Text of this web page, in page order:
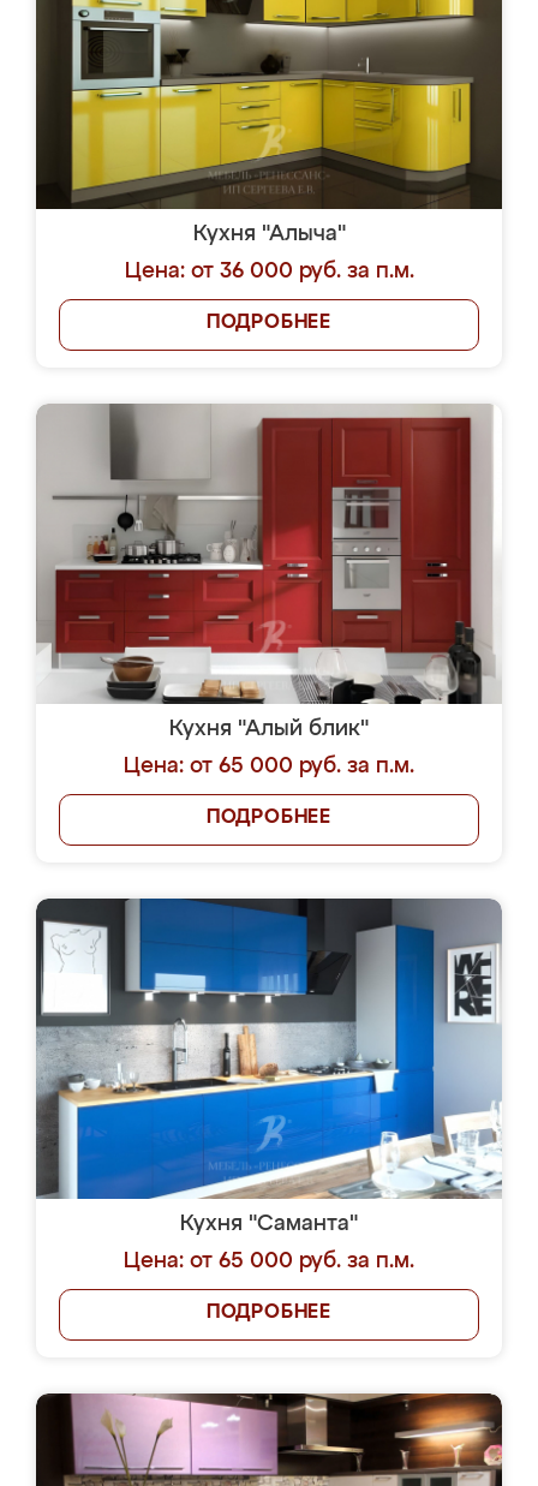
Кухня "Алыча"
Цена: от 36 000 руб. за п.м.
ПОДРОБНЕЕ
Кухня "Алый блик"
Цена: от 65 000 руб. за п.м.
ПОДРОБНЕЕ
Кухня "Саманта"
Цена: от 65 000 руб. за п.м.
ПОДРОБНЕЕ